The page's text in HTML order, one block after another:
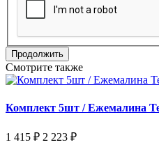
Продолжить
Смотрите также
Комплект 5шт / Ежемалина
1 415 ₽ 2 223 ₽